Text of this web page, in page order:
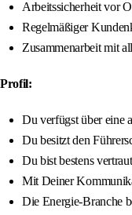
Arbeitssicherheit vor
Regelmäßiger
Zusammenarbeit mit
Profil:
Du verfügst über eine
Du besitzt den
Du bist bestens
Mit Deiner
Die Energie-Branche